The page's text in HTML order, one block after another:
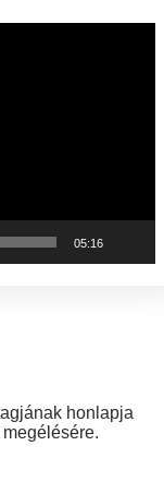
05:16
honlapja